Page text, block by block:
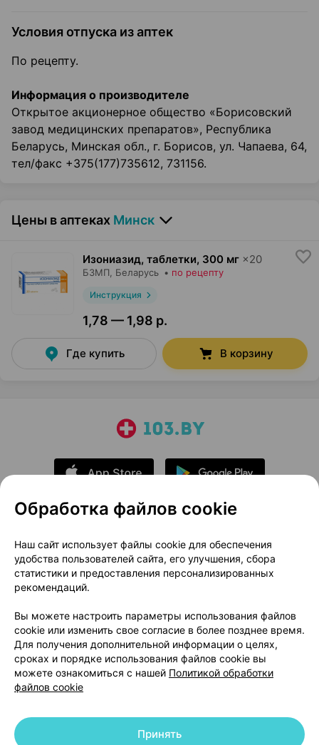
Условия отпуска из аптек
По рецепту.
Информация о производителе
Открытое акционерное общество «Борисовский
завод медицинских препаратов», Республика
Беларусь, Минская обл., г. Борисов, ул. Чапаева, 64,
тел/факс +375(177)735612, 731156.
Цены в аптеках Минск
Изониазид, таблетки, 300 мг ×20
БЗМП, Беларусь • по рецепту
Инструкция
1,78 — 1,98 р.
Где купить В корзину
О проекте
Новости проекта
Размещение рекламы
Медицинский маркетинг
Публичный договор
Доставка
Способы оплаты
Вакансии
Партнеры
Написать руководителю 103.by
Написать в поддержку
Персональные настройки Cookie
Обработка файлов cookie
Наш сайт использует файлы cookie для обеспечения
удобства пользователей сайта, его улучшения, сбора
статистики и предоставления персонализированных
рекомендаций.
Вы можете настроить параметры использования файлов
cookie или изменить свое согласие в более позднее время.
Для получения дополнительной информации о целях,
сроках и порядке использования файлов cookie вы
можете ознакомиться с нашей Политикой обработки
файлов cookie
Принять